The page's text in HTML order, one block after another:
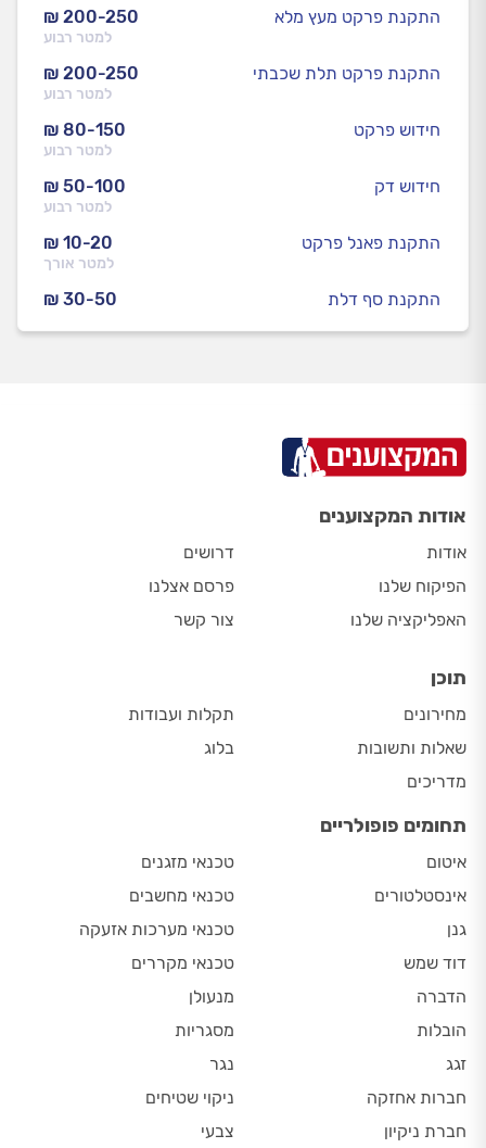
₪ 200-250
למטר רבוע
התקנת פרקט מעץ מלא
₪ 200-250
למטר רבוע
התקנת פרקט תלת שכבתי
₪ 80-150
למטר רבוע
חידוש פרקט
₪ 50-100
למטר רבוע
חידוש דק
₪ 10-20
למטר אורך
התקנת פאנל פרקט
₪ 30-50 התקנת סף דלת
אודות המקצוענים
אודות
הפיקוח שלנו
האפליקציה שלנו
דרושים
פרסם אצלנו
צור קשר
תוכן
מחירונים
שאלות ותשובות
מדריכים
תקלות ועבודות
בלוג
תחומים פופולריים
איטום
אינסטלטורים
גנן
דוד שמש
הדברה
הובלות
זגג
חברות אחזקה
חברת ניקיון
טכנאי מזגנים
טכנאי מחשבים
טכנאי מערכות אזעקה
טכנאי מקררים
מנעולן
מסגריות
נגר
ניקוי שטיחים
צבעי